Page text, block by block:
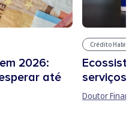
2026:
até
Crédito
serviços
Doutor